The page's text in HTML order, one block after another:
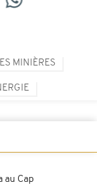
MINIÈRES
au Cap